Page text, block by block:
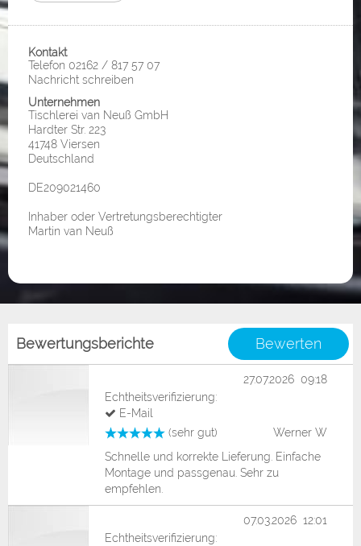
Kontakt
Telefon 02162 / 817 57 07
Nachricht schreiben
Unternehmen
Tischlerei van Neuß GmbH
Hardter Str. 223
41748 Viersen
Deutschland
DE209021460
Inhaber oder Vertretungsberechtigter
Martin van Neuß
Bewertungsberichte Bewerten
(sehr gut) Werner W
27.07.2026 09:18
Echtheitsverifizierung:
E-Mail
Schnelle und korrekte Lieferung. Einfache
Montage und passgenau. Sehr zu
empfehlen.
07.03.2026 12:01
Echtheitsverifizierung: